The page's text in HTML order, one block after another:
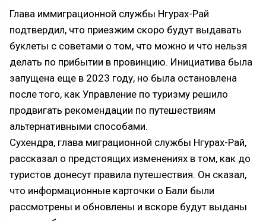
Глава иммиграционной службы Нгурах-Рай
подтвердил, что приезжим скоро будут выдавать
буклеты с советами о том, что можно и что нельзя
делать по прибытии в провинцию. Инициатива была
запущена еще в 2023 году, но была остановлена ​​
после того, как Управление по туризму решило
продвигать рекомендации по путешествиям
альтернативными способами.
Сухендра, глава миграционной службы Нгурах-Рай,
рассказал о предстоящих изменениях в том, как до
туристов донесут правила путешествия. Он сказал,
что информационные карточки о Бали были
рассмотрены и обновлены и вскоре будут выданы